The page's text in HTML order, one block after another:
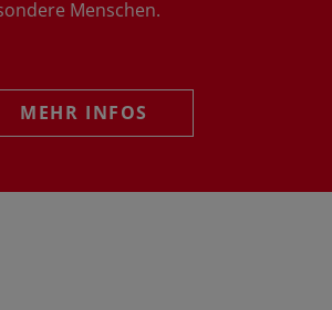
Menschen.
MEHR INFOS